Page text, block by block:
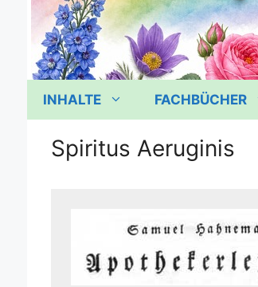
INHALTE FACHBÜCHER
Spiritus Aeruginis